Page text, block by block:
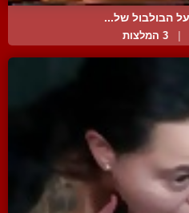
הבולבול של...
3 המלצות